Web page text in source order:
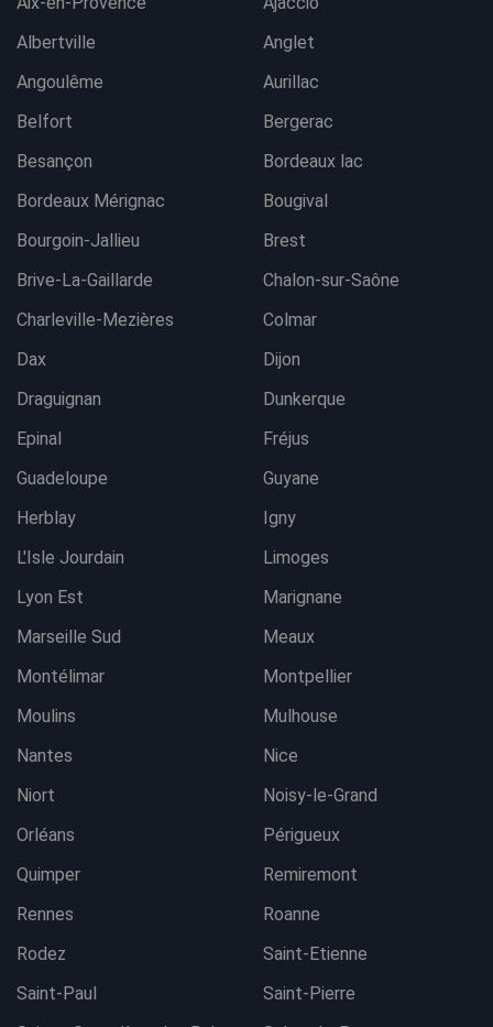
Albertville
Anglet
Angoulême
Aurillac
Belfort
Bergerac
Besançon
Bordeaux lac
Bordeaux Mérignac
Bougival
Bourgoin-Jallieu
Brest
Brive-La-Gaillarde
Chalon-sur-Saône
Charleville-Mezières
Colmar
Dax
Dijon
Draguignan
Dunkerque
Epinal
Fréjus
Guadeloupe
Guyane
Herblay
Igny
L'Isle Jourdain
Limoges
Lyon Est
Marignane
Marseille Sud
Meaux
Montélimar
Montpellier
Moulins
Mulhouse
Nantes
Nice
Niort
Noisy-le-Grand
Orléans
Périgueux
Quimper
Remiremont
Rennes
Roanne
Rodez
Saint-Etienne
Saint-Paul
Saint-Pierre